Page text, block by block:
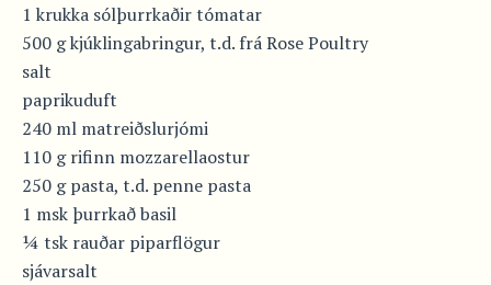
1 krukka sólþurrkaðir tómatar
500 g kjúklingabringur, t.d. frá Rose Poultry
salt
paprikuduft
240 ml matreiðslurjómi
110 g rifinn mozzarellaostur
250 g pasta, t.d. penne pasta
1 msk þurrkað basil
¼ tsk rauðar piparflögur
sjávarsalt